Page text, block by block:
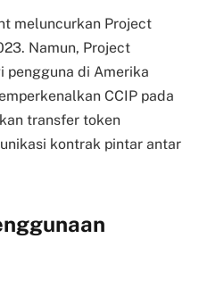
meluncurkan Project
Namun, Project
pengguna di Amerika
CCIP pada
transfer token
kontrak pintar antar